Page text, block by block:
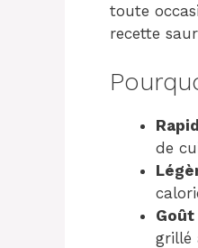
toute
recette
de
grillé